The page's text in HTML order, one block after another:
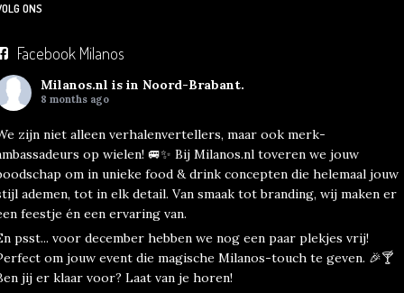
ONS
Facebook Milanos
Milanos.nl is in Noord-Brabant.
8 months ago
zijn niet alleen verhalenvertellers, maar ook merk-
op wielen! 🚐✨ Bij Milanos.nl toveren we jouw
om in unieke food & drink concepten die helemaal jouw
ademen, tot in elk detail. Van smaak tot branding, wij maken er
feestje én een ervaring van.
psst... voor december hebben we nog een paar plekjes vrij!
om jouw event die magische Milanos-touch te geven. 🎉🍸
jij er klaar voor? Laat van je horen!